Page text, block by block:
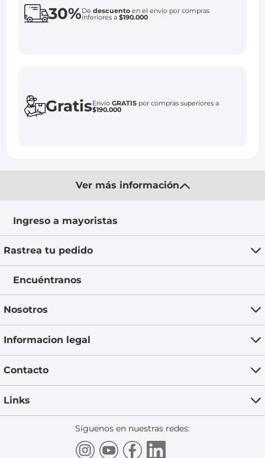
30%Dedescuento en el envío por compras
inferiores a$190.000
GratisEnvíoGRATIS por compras superiores a
$190.000
Ver más información
Ingreso a mayoristas
Rastrea tu pedido
Encuéntranos
Nosotros
Informacion legal
Contacto
Links
Síguenos en nuestras redes: